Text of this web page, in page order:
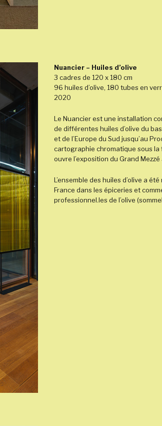
Nuancier – Huiles d’olive
3 cadres de 120 x 180 cm
96 huiles d’olive, 180 tubes en
2020
Le Nuancier est une installation
de différentes huiles d’olive du
et de l’Europe du Sud jusqu’au
cartographie chromatique sous la
ouvre l’exposition du Grand
L’ensemble des huiles d’olive a
France dans les épiceries et
professionnel.les de l’olive